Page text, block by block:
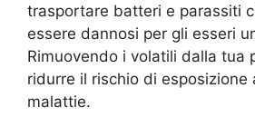
trasportare batteri e parassiti
essere dannosi per gli esseri
Rimuovendo i volatili dalla tua
ridurre il rischio di esposizione
malattie.